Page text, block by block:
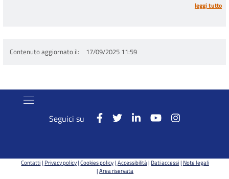
leggi tutto
Contenuto aggiornato il 17/09/2025 11:59
Seguici su
Contatti Privacy policy Cookies policy Accessibilità Dati accessi Note legali
Area riservata